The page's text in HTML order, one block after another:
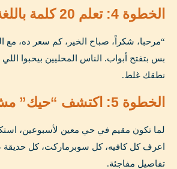
الخطوة 4: تعلم 20 كلمة باللغة المحلية
بس بتفتح أبواب. الناس المحليين بيحبوا
نطقك غلط.
الخطوة 5: اكتشف “حيك” مش “مدينتك”
لما تكون مقيم في حي معين لأسبوعين،
اعرف كل كافيه، كل سوبرماركت، كل حديقة
تفاصيل مفاجئة.